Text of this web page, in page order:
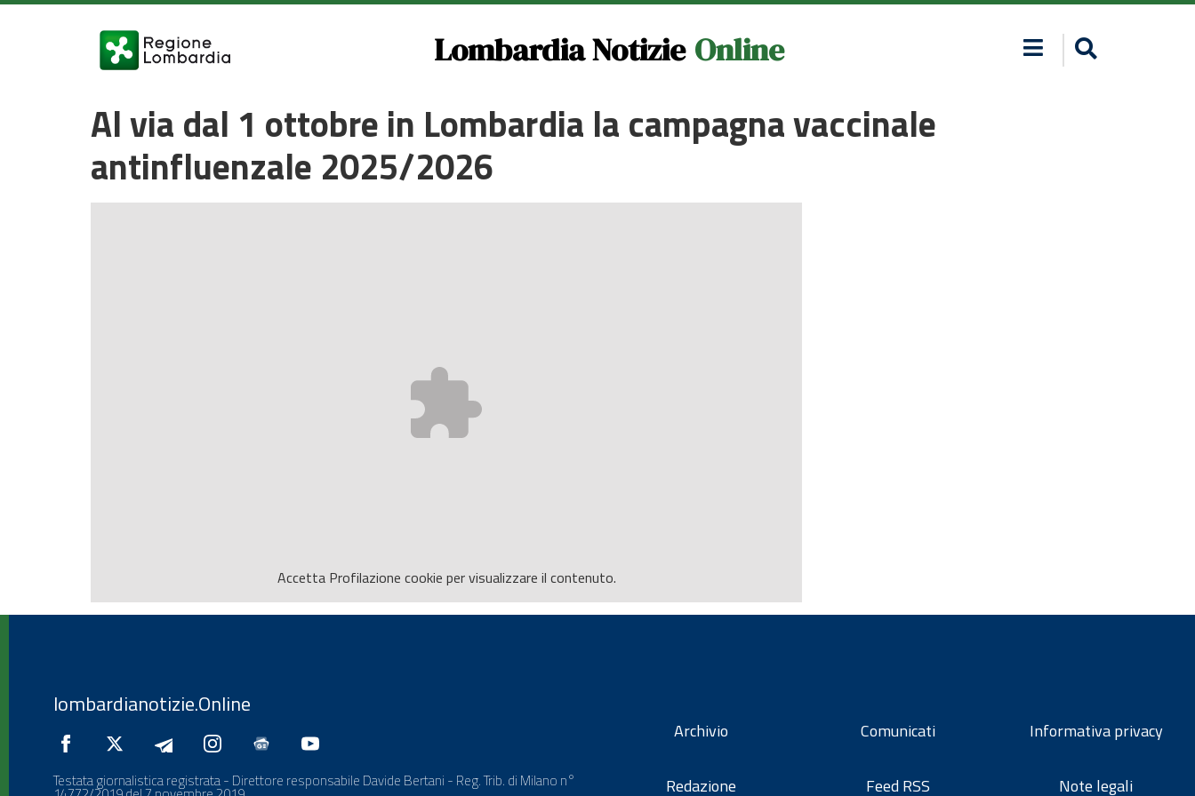
Lombardia Notizie Online
Al via dal 1 ottobre in Lombardia la campagna vaccinale
antinfluenzale 2025/2026
Accetta Profilazione cookie per visualizzare il contenuto.
lombardianotizie.Online
Testata giornalistica registrata - Direttore responsabile Davide Bertani - Reg. Trib. di Milano n°
Archivio
Redazione
Comunicati
Feed RSS
Informativa privacy
Note legali